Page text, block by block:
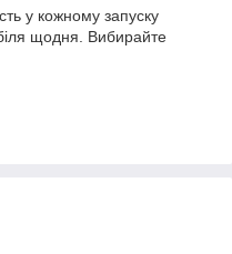
у кожному запуску
щодня. Вибирайте